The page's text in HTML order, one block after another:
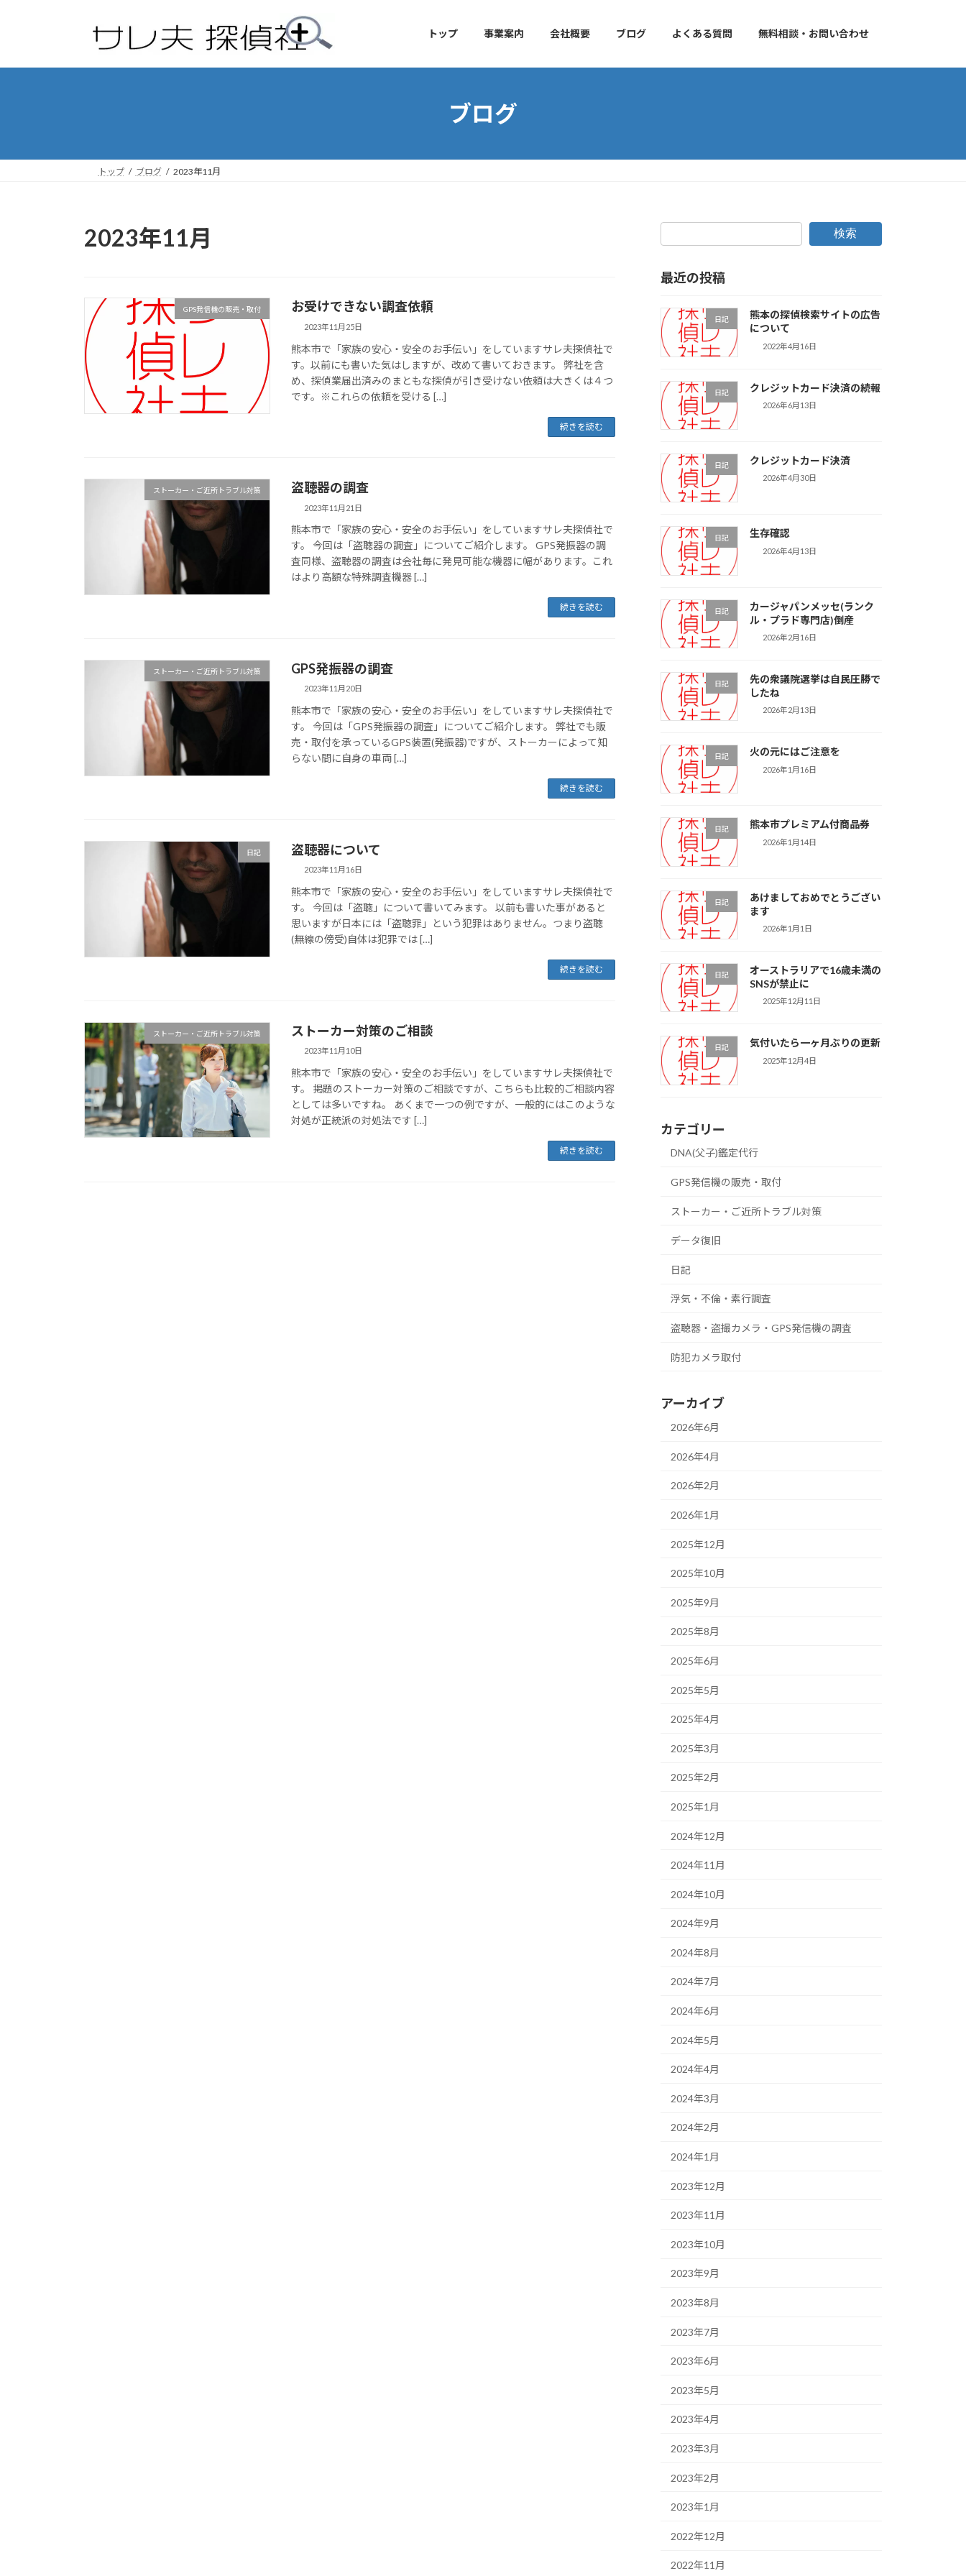
プ
動
トップ 事業案内 会社概要 ブログ よくある質問 無料相談・お問い合わせ
ブログ
トップ ブログ 2023年11月
2023年11月
GPS発信機の販売・取付 お受けできない調査依頼
2023年11月25日
熊本市で「家族の安心・安全のお手伝い」をしていますサレ夫探偵社で
す。以前にも書いた気はしますが、改めて書いておきます。 弊社を含
め、探偵業届出済みのまともな探偵が引き受けない依頼は大きくは４つ
です。※これらの依頼を受ける […]
続きを読む
ストーカー・ご近所トラブル対策 盗聴器の調査
2023年11月21日
熊本市で「家族の安心・安全のお手伝い」をしていますサレ夫探偵社で
す。 今回は「盗聴器の調査」についてご紹介します。 GPS発振器の調
査同様、盗聴器の調査は会社毎に発見可能な機器に幅があります。これ
はより高額な特殊調査機器 […]
続きを読む
ストーカー・ご近所トラブル対策 GPS発振器の調査
2023年11月20日
熊本市で「家族の安心・安全のお手伝い」をしていますサレ夫探偵社で
す。 今回は「GPS発振器の調査」についてご紹介します。 弊社でも販
売・取付を承っているGPS装置(発振器)ですが、ストーカーによって知
らない間に自身の車両 […]
続きを読む
日記 盗聴器について
2023年11月16日
熊本市で「家族の安心・安全のお手伝い」をしていますサレ夫探偵社で
す。 今回は「盗聴」について書いてみます。 以前も書いた事があると
思いますが日本には「盗聴罪」という犯罪はありません。つまり盗聴
(無線の傍受)自体は犯罪では […]
続きを読む
ストーカー・ご近所トラブル対策 ストーカー対策のご相談
2023年11月10日
熊本市で「家族の安心・安全のお手伝い」をしていますサレ夫探偵社で
す。 掲題のストーカー対策のご相談ですが、こちらも比較的ご相談内容
としては多いですね。 あくまで一つの例ですが、一般的にはこのような
対処が正統派の対処法です […]
続きを読む
検索
最近の投稿
日記
熊本の探偵検索サイトの広告
について
2022年4月16日
日記 クレジットカード決済の続報
2026年6月13日
日記 クレジットカード決済
2026年4月30日
日記 生存確認
2026年4月13日
日記
カージャパンメッセ(ランク
ル・プラド専門店)倒産
2026年2月16日
日記
先の衆議院選挙は自民圧勝で
したね
2026年2月13日
日記 火の元にはご注意を
2026年1月16日
日記 熊本市プレミアム付商品券
2026年1月14日
日記
あけましておめでとうござい
ます
2026年1月1日
日記
オーストラリアで16歳未満の
SNSが禁止に
2025年12月11日
日記 気付いたら一ヶ月ぶりの更新
2025年12月4日
カテゴリー
DNA(父子)鑑定代行
GPS発信機の販売・取付
ストーカー・ご近所トラブル対策
データ復旧
日記
浮気・不倫・素行調査
盗聴器・盗撮カメラ・GPS発信機の調査
防犯カメラ取付
アーカイブ
2026年6月
2026年4月
2026年2月
2026年1月
2025年12月
2025年10月
2025年9月
2025年8月
2025年6月
2025年5月
2025年4月
2025年3月
2025年2月
2025年1月
2024年12月
2024年11月
2024年10月
2024年9月
2024年8月
2024年7月
2024年6月
2024年5月
2024年4月
2024年3月
2024年2月
2024年1月
2023年12月
2023年11月
2023年10月
2023年9月
2023年8月
2023年7月
2023年6月
2023年5月
2023年4月
2023年3月
2023年2月
2023年1月
2022年12月
2022年11月